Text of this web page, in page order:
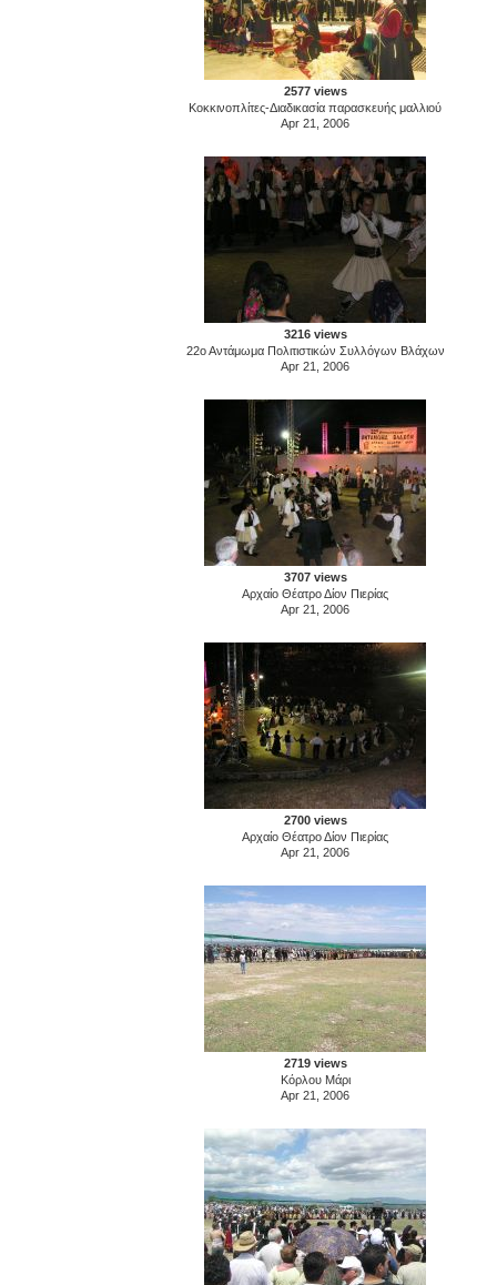
2577 views
Κοκκινοπλίτες-Διαδικασία παρασκευής μαλλιού
Apr 21, 2006
3216 views
22ο Αντάμωμα Πολιτιστικών Συλλόγων Βλάχων
Apr 21, 2006
3707 views
Αρχαίο Θέατρο Δίον Πιερίας
Apr 21, 2006
2700 views
Αρχαίο Θέατρο Δίον Πιερίας
Apr 21, 2006
2719 views
Κόρλου Μάρι
Apr 21, 2006